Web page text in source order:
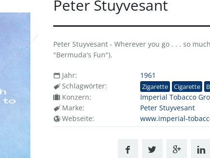
Peter Stuyvesant
Peter Stuyvesant - Wherever you go . . . so
"Bermuda's Fun").
Jahr:
1961
Schlagwörter:
Zigarette Cigarette
Konzern:
Imperial Tobacco
Marke:
Peter Stuyvesant
Webseite:
www.imperial-